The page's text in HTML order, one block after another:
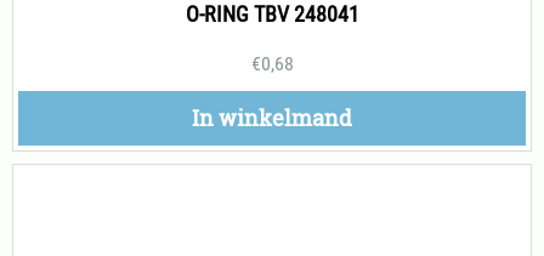
O-RING TBV 248041
€0,68
In winkelmand